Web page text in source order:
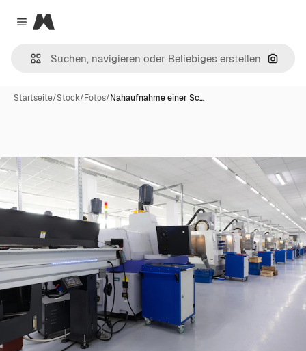
Close menu
Magnific
Nach
Startseite/Stock/Fotos/Nahaufnahme einer Sc…